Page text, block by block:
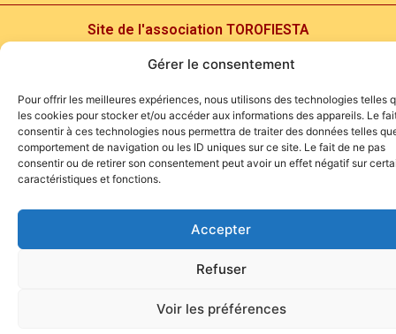
Gérer le consentement
Pour offrir les meilleures expériences, nous utilisons des technologies telles
les cookies pour stocker et/ou accéder aux informations des appareils. Le
consentir à ces technologies nous permettra de traiter des données telles
comportement de navigation ou les ID uniques sur ce site. Le fait de ne pas
consentir ou de retirer son consentement peut avoir un effet négatif sur
caractéristiques et fonctions.
Accepter
Refuser
Voir les préférences
Site de l'association TOROFIESTA